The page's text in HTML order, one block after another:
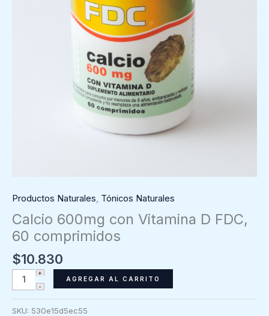
Productos Naturales, Tónicos Naturales
Calcio 600mg con Vitamina D FDC,
60 comprimidos
$10.830
Calcio
600mg
AGREGAR AL CARRITO
SKU: 530e15d5ec55